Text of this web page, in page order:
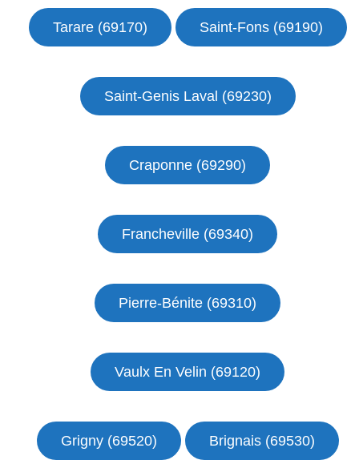
Tarare (69170) Saint-Fons (69190)
Saint-Genis Laval (69230)
Craponne (69290)
Francheville (69340)
Pierre-Bénite (69310)
Vaulx En Velin (69120)
Grigny (69520) Brignais (69530)